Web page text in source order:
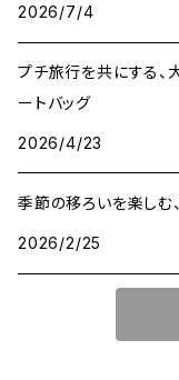
2026/7/4
プチ旅行を共にする、
ートバッグ
2026/4/23
季節の移ろいを楽しむ
2026/2/25